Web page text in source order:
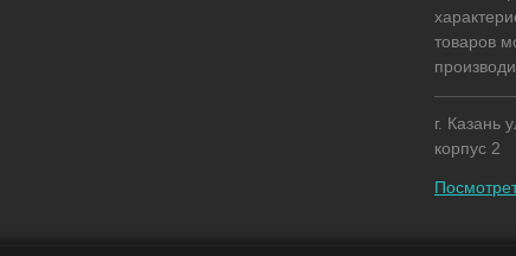
товаров
г. Казань
корпус 2